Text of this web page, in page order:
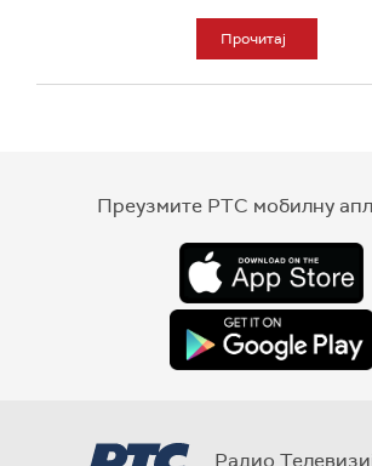
Прочитај
Преузмите РТС мобилну
Радио